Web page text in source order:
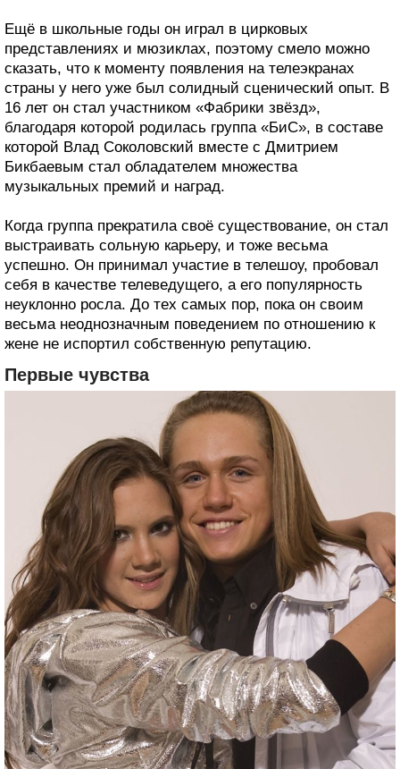
Ещё в школьные годы он играл в цирковых
представлениях и мюзиклах, поэтому смело можно
сказать, что к моменту появления на телеэкранах
страны у него уже был солидный сценический опыт. В
16 лет он стал участником «Фабрики звёзд»,
благодаря которой родилась группа «БиС», в составе
которой Влад Соколовский вместе с Дмитрием
Бикбаевым стал обладателем множества
музыкальных премий и наград.
Когда группа прекратила своё существование, он стал
выстраивать сольную карьеру, и тоже весьма
успешно. Он принимал участие в телешоу, пробовал
себя в качестве телеведущего, а его популярность
неуклонно росла. До тех самых пор, пока он своим
весьма неоднозначным поведением по отношению к
жене не испортил собственную репутацию.
Первые чувства